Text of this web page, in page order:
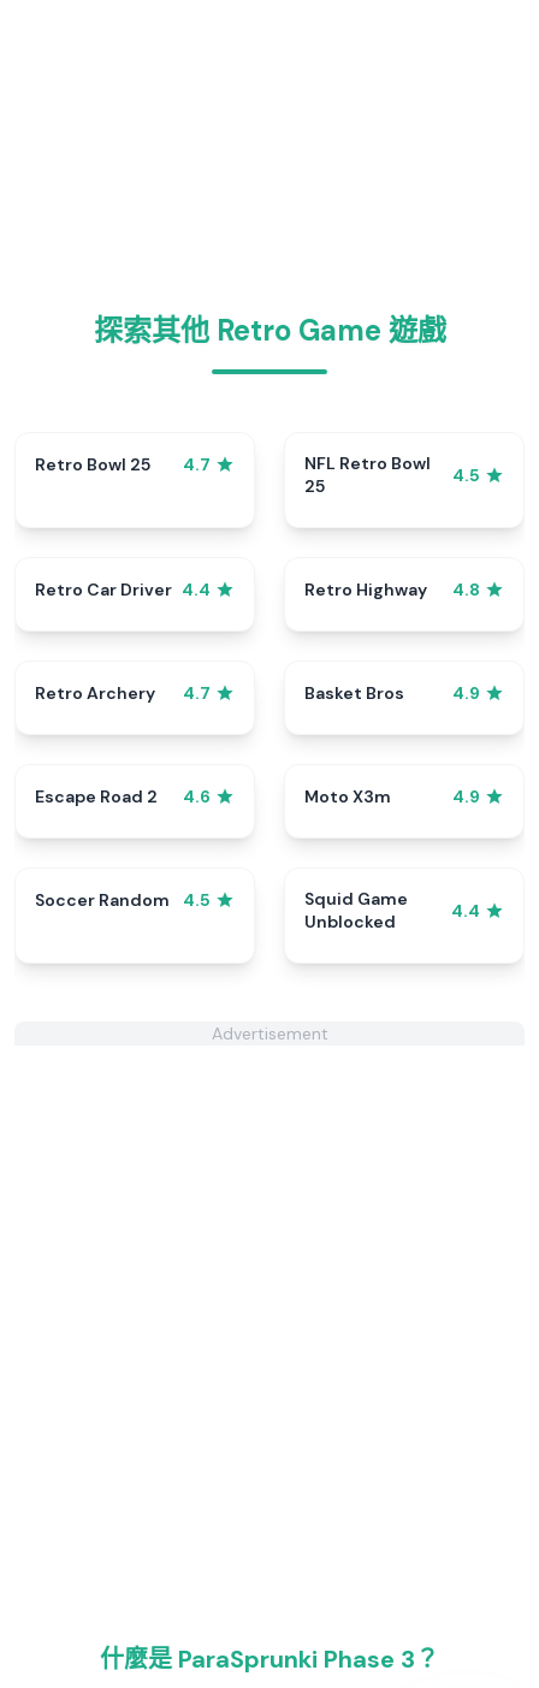
探索其他 Retro Game 遊戲
Retro Bowl 25 4.7
NFL Retro Bowl
25
4.5
Retro Car Driver 4.4 Retro Highway 4.8
Retro Archery 4.7 Basket Bros 4.9
Escape Road 2 4.6 Moto X3m 4.9
Soccer Random 4.5
Squid Game
Unblocked
4.4
Advertisement
什麼是 ParaSprunki Phase 3？